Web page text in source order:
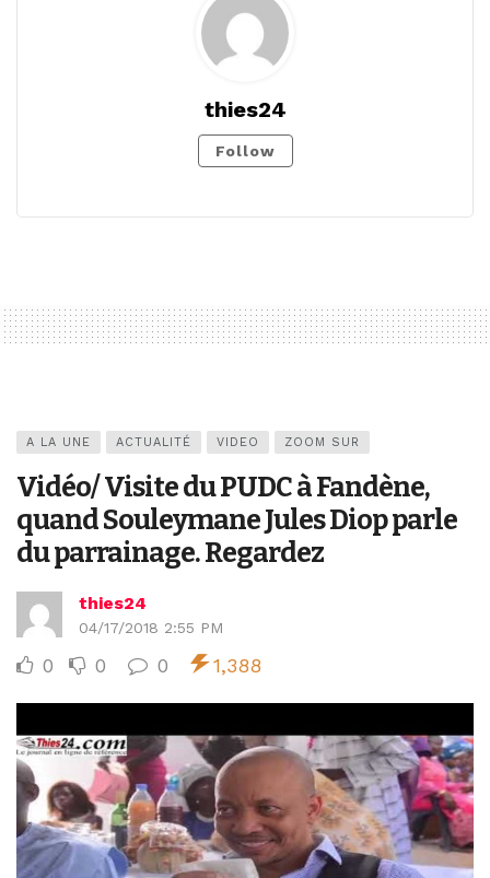
thies24
Follow
A LA UNE ACTUALITÉ VIDEO ZOOM SUR
Vidéo/ Visite du PUDC à Fandène,
quand Souleymane Jules Diop parle
du parrainage. Regardez
thies24
04/17/2018 2:55 PM
0 0 0 1,388